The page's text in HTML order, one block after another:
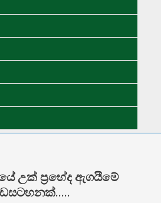
උක් ප්‍රභේද ඇගයීමේ
…..